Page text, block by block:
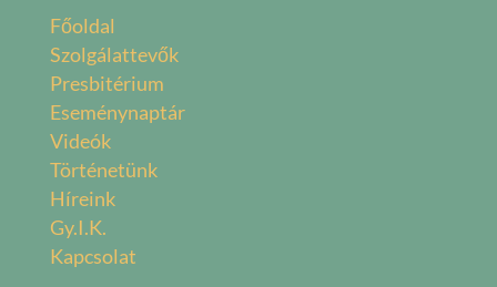
Főoldal
Szolgálattevők
Presbitérium
Eseménynaptár
Videók
Történetünk
Híreink
Gy.I.K.
Kapcsolat